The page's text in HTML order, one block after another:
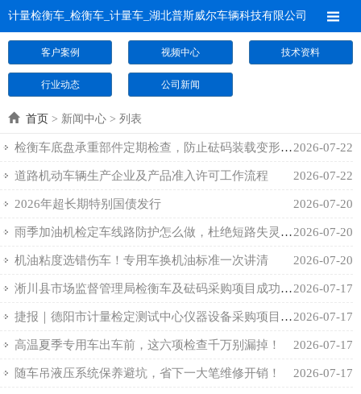
计量检衡车_检衡车_计量车_湖北普斯威尔车辆科技有限公司
客户案例 视频中心 技术资料
行业动态 公司新闻
首页 > 新闻中心 > 列表
2026-07-22
检衡车底盘承重部件定期检查，防止砝码装载变形损坏！
2026-07-22
道路机动车辆生产企业及产品准入许可工作流程
2026-07-20
2026年超长期特别国债发行
2026-07-20
雨季加油机检定车线路防护怎么做，杜绝短路失灵隐患！
2026-07-20
机油粘度选错伤车！专用车换机油标准一次讲清
2026-07-17
淅川县市场监督管理局检衡车及砝码采购项目成功案例分享
2026-07-17
捷报｜德阳市计量检定测试中心仪器设备采购项目中标案例
2026-07-17
高温夏季专用车出车前，这六项检查千万别漏掉！
2026-07-17
随车吊液压系统保养避坑，省下一大笔维修开销！